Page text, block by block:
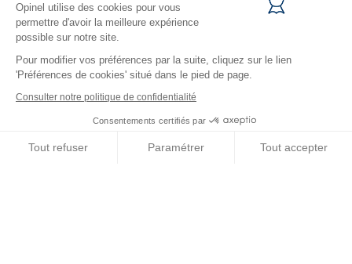
Opinel utilise des cookies pour vous
permettre d'avoir la meilleure expérience
possible sur notre site.
Pour modifier vos préférences par la suite, cliquez sur le lien
'Préférences de cookies' situé dans le pied de page.
Consulter notre politique de confidentialité
Consentements certifiés par
Tout refuser Paramétrer Tout accepter
Offres entreprises
Couteaux publicitaires
Restaurateurs
Opinel News
Retrouvez-nous